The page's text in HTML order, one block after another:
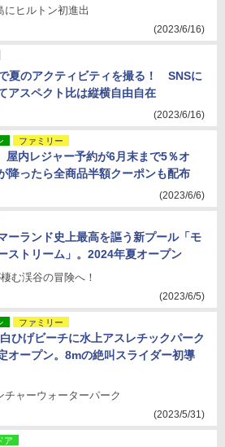
にヒルトン初進出
(2023/6/16)
夏のアクティビティを撮る！ SNSに
アスペクト比は縦横自由自在
(2023/6/16)
ファミリー
屋内レジャー予約が6月末まで5％オ
降ったら全商品半額クーポンも配布
(2023/6/6)
ーランド史上最高を謳う新プール「モ
ストリーム」。2024年夏オープン
棲む渓谷の冒険へ！
(2023/6/5)
ファミリー
ひげビーチに水上アスレチックパーク
オープン。8mの絶叫スライダー初導
チャーウォーターパーク
(2023/5/31)
ア